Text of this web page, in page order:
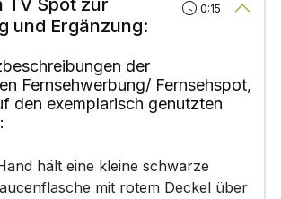
TV Spot zur
und Ergänzung:
0:15
der
Fernsehwerbung/ Fernsehspot,
den exemplarisch genutzten
hält eine kleine schwarze
mit rotem Deckel über